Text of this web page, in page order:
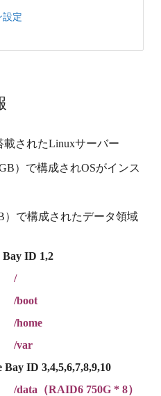
設定
されたLinuxサーバー
）で構成されOSがインス
）で構成されたデータ領域
ID 1,2
/
boot
home
/var
Bay ID 3,4,5,6,7,8,9,10
（RAID6 750G * 8）